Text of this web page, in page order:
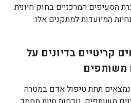
הסעיפים המרכזיים בחוק חיונית
המיועדות למתקנים אלו.
קריטיים בדיונים על
משותפים
תחת טיפול אדם במטרה